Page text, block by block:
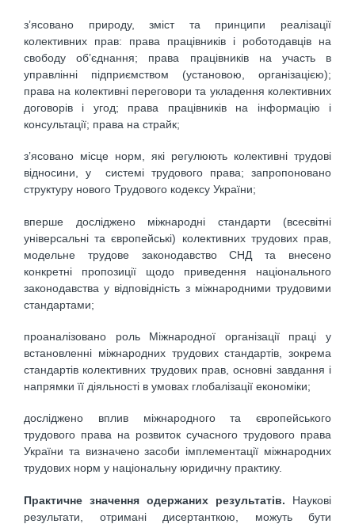
з’ясовано природу, зміст та принципи реалізації
колективних прав: права працівників і роботодавців на
свободу об’єднання; права працівників на участь в
управлінні підприємством (установою, організацією);
права на колективні переговори та укладення колективних
договорів і угод; права працівників на інформацію і
консультації; права на страйк;
з’ясовано місце норм, які регулюють колективні трудові
відносини, у системі трудового права; запропоновано
структуру нового Трудового кодексу України;
вперше досліджено міжнародні стандарти (всесвітні
універсальні та європейські) колективних трудових прав,
модельне трудове законодавство СНД та внесено
конкретні пропозиції щодо приведення національного
законодавства у відповідність з міжнародними трудовими
стандартами;
проаналізовано роль Міжнародної організації праці у
встановленні міжнародних трудових стандартів, зокрема
стандартів колективних трудових прав, основні завдання і
напрямки її діяльності в умовах глобалізації економіки;
досліджено вплив міжнародного та європейського
трудового права на розвиток сучасного трудового права
України та визначено засоби імплементації міжнародних
трудових норм у національну юридичну практику.
Практичне значення одержаних результатів. Наукові
результати, отримані дисертанткою, можуть бути